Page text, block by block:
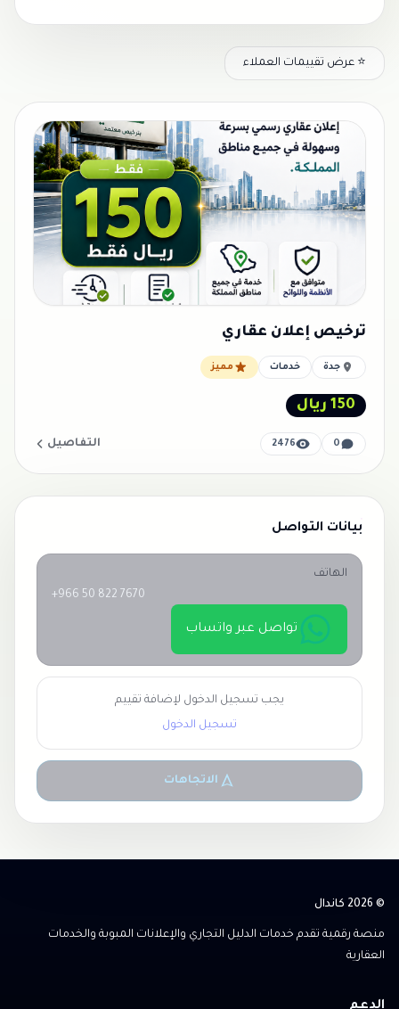
⭐ عرض تقييمات العملاء
ترخيص إعلان عقاري
جدة خدمات مميز
150 ريال
0
2476 التفاصيل
بيانات التواصل
الهاتف
+966 50 822 7670
تواصل عبر واتساب
يجب تسجيل الدخول لإضافة تقييم
تسجيل الدخول
الاتجاهات
© 2026 كاندال
منصة رقمية تقدم خدمات الدليل التجاري والإعلانات المبوبة والخدمات
العقارية